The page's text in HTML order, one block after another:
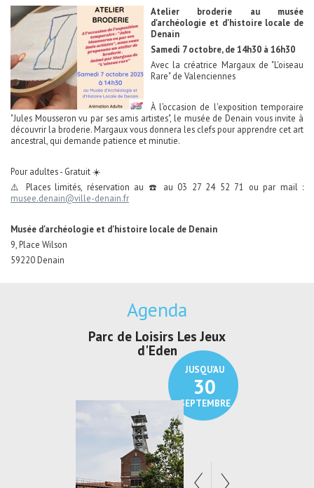
Atelier broderie au musée
d'archéologie et d'histoire locale de
Denain
Samedi 7 octobre, de 14h30 à 16h30
Avec la créatrice Margaux de "L'oiseau
Rare" de Valenciennes
À l’occasion de l'exposition temporaire
"Jules Mousseron vu par ses amis artistes", le musée de Denain vous invite à
découvrir la broderie. Margaux vous donnera les clefs pour apprendre cet art
ancestral, qui demande patience et minutie.
Pour adultes - Gratuit ☀️
⚠️ Places limités, réservation au ☎️ au 03 27 24 52 71 ou par mail :
musee.denain@ville-denain.fr
Musée d'archéologie et d'histoire locale de Denain
9, Place Wilson
59220 Denain
Agenda
JUSQU'AU
30
SEPTEMBRE
Parc de Loisirs Les Jeux
d'Eden